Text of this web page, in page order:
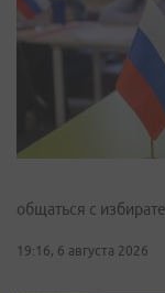
общаться с
19:16, 6 августа 2026